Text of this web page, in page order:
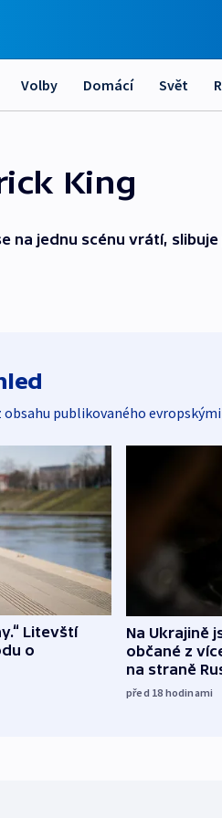
Volby Domácí Svět
King
na jednu scénu vrátí,
obsahu publikovaného
Litevští
o
Na Ukrajině
občané z
na straně
před 18 hodinami